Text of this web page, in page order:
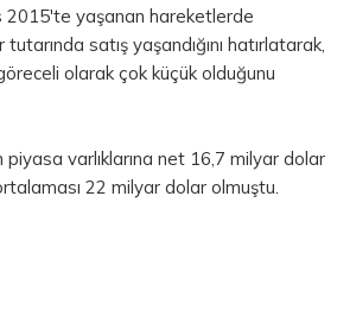
2015'te yaşanan hareketlerde
tutarında satış yaşandığını hatırlatarak,
olarak çok küçük olduğunu
piyasa varlıklarına net 16,7 milyar dolar
22 milyar dolar olmuştu.